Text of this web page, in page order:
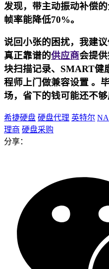
发现，带主动振动补偿
帧率能降低70%。
说回小张的困扰，我建
真正靠谱的供应商会提
块扫描记录、SMART健
程师上门做兼容设置 。
场，省下的钱可能还不够
希捷硬盘 硬盘代理 英特尔
理商 硬盘采购
分享：